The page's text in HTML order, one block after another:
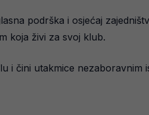
podrška i osjećaj
koja živi za svoj klub.
i čini utakmice nezaboravnim